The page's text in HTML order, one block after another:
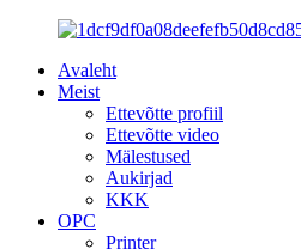
Avaleht
Meist
Ettevõtte profiil
Ettevõtte video
Mälestused
Aukirjad
KKK
OPC
Printer